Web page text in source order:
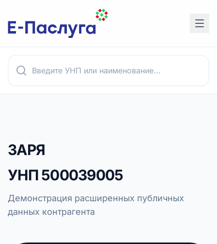
ЗАРЯ
УНП500039005
Демонстрация расширенных публичных
данных контрагента